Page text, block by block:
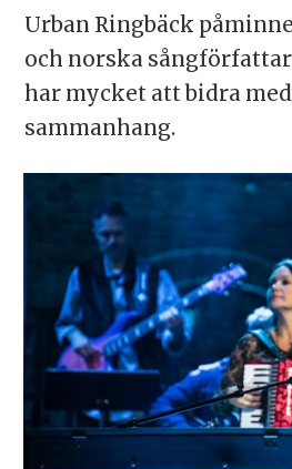
Urban Ringbäck
och norska
har mycket att bidra
sammanhang.